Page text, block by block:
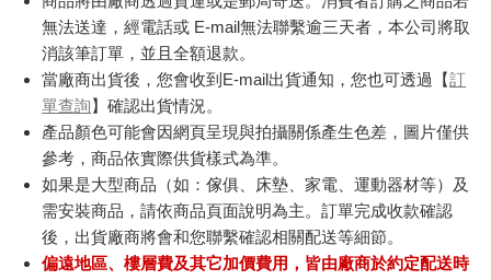
無法送達，經電話或 E-mail無法聯繫逾三天者，本公司將取
消該筆訂單，並且全額退款。
當廠商出貨後，您會收到E-mail出貨通知，您也可透過【訂
單查詢】確認出貨情況。
產品顏色可能會因網頁呈現與拍攝關係產生色差，圖片僅供
參考，商品依實際供貨樣式為準。
如果是大型商品（如：傢俱、床墊、家電、運動器材等）及
需安裝商品，請依商品頁面說明為主。訂單完成收款確認
後，出貨廠商將會和您聯繫確認相關配送等細節。
偏遠地區、樓層費及其它加價費用，皆由廠商於約定配送時